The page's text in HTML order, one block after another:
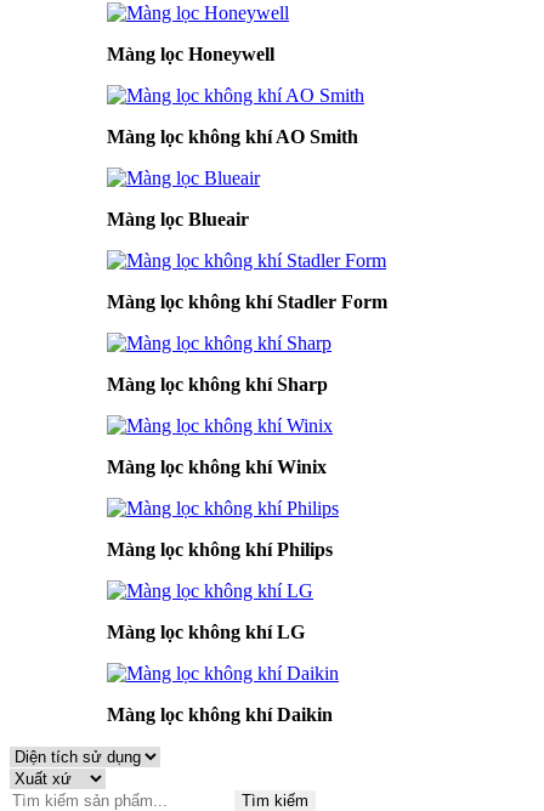
Màng lọc Honeywell
Màng lọc không khí AO Smith
Màng lọc Blueair
Màng lọc không khí Stadler Form
Màng lọc không khí Sharp
Màng lọc không khí Winix
Màng lọc không khí Philips
Màng lọc không khí LG
Màng lọc không khí Daikin
Tìm kiếm